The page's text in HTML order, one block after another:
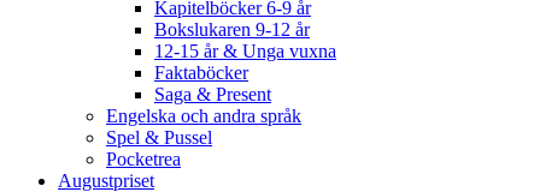
Kapitelböcker 6-9 år
Bokslukaren 9-12 år
12-15 år & Unga vuxna
Faktaböcker
Saga & Present
Engelska och andra språk
Spel & Pussel
Pocketrea
Augustpriset